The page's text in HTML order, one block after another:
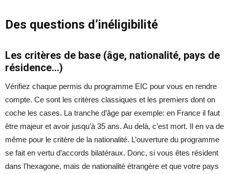
Des questions d’inéligibilité
Les critères de base (âge, nationalité, pays de
résidence…)
Vérifiez chaque permis du programme EIC pour vous en rendre
compte. Ce sont les critères classiques et les premiers dont on
coche les cases. La tranche d’âge par exemple: en France il faut
être majeur et avoir jusqu’à 35 ans. Au delà, c’est mort. Il en va de
même pour le critère de la nationalité. L’ouverture du programme
se fait en vertu d’accords bilatéraux. Donc, si vous êtes résident
dans l’hexagone, mais de nationalité étrangère et que votre pays